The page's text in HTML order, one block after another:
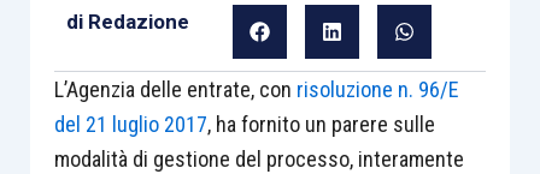
di Redazione
L’Agenzia delle entrate, con risoluzione n. 96/E
del 21 luglio 2017, ha fornito un parere sulle
modalità di gestione del processo, interamente